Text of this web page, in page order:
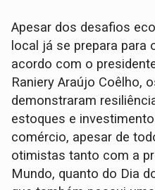
Apesar dos desafios
local já se prepara
acordo com o
Raniery Araújo Coêlho,
demonstraram
estoques e
comércio, apesar de
otimistas tanto com a
Mundo, quanto do Dia